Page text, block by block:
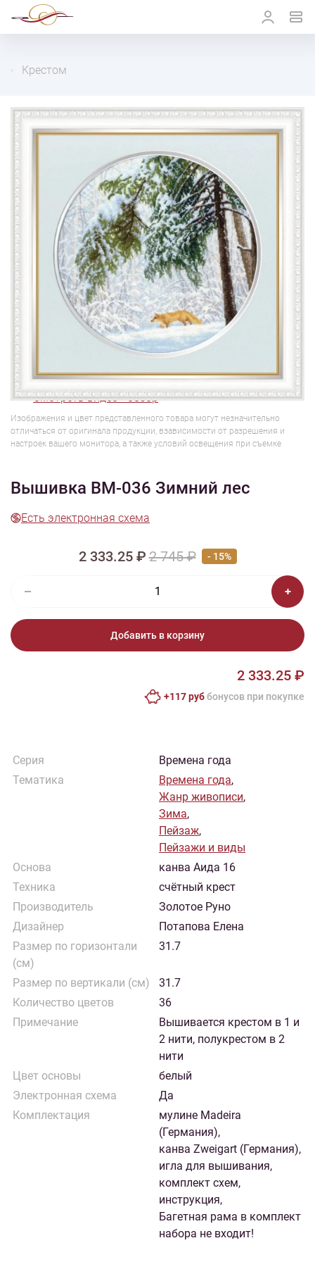
Крестом
Смотреть видео - обзор
Изображения и цвет представленного товара могут незначительно
отличаться от оригинала продукции, взависимости от разрешения и
настроек вашего монитора, а также условий освещения при съемке
Вышивка ВМ-036 Зимний лес
Есть электронная схема
2 333.25 ₽2 745 ₽ - 15%
Добавить в корзину
2 333.25 ₽
+117 руббонусов при покупке
Серия
Времена года
Тематика
Времена года,
Жанр живописи,
Зима,
Пейзаж,
Пейзажи и виды
Основа
канва Аида 16
Техника
счётный крест
Производитель
Золотое Руно
Дизайнер
Потапова Елена
Размер по горизонтали
(см)
31.7
Размер по вертикали (см)
31.7
Количество цветов
36
Примечание
Вышивается крестом в 1 и
2 нити, полукрестом в 2
нити
Цвет основы
белый
Электронная схема
Да
Комплектация
мулине Madeira
(Германия),
канва Zweigart (Германия),
игла для вышивания,
комплект схем,
инструкция,
Багетная рама в комплект
набора не входит!